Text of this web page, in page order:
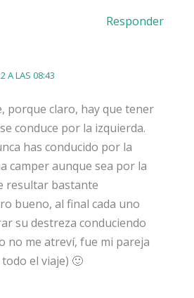
Responder
A LAS 08:43
porque claro, hay que tener
conduce por la izquierda.
has conducido por la
camper aunque sea por la
resultar bastante
bueno, al final cada uno
su destreza conduciendo
no me atreví, fue mi pareja
el viaje) 🙂